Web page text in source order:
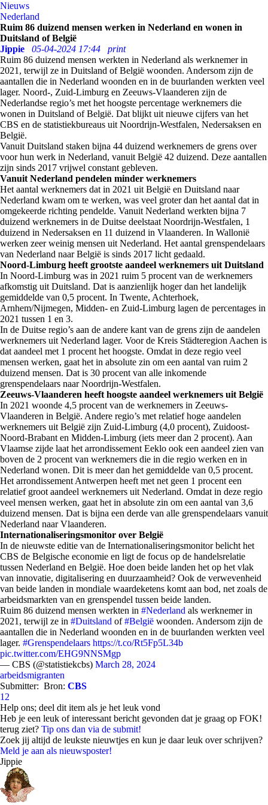
Nieuws
Nederland
Ruim 86 duizend mensen werken in Nederland en wonen in
Duitsland of België
Jippie
05-04-2024 17:44
print
Ruim 86 duizend mensen werkten in Nederland als werknemer in
2021, terwijl ze in Duitsland of België woonden. Andersom zijn de
aantallen die in Nederland woonden en in de buurlanden werkten veel
lager. Noord-, Zuid-Limburg en Zeeuws-Vlaanderen zijn de
Nederlandse regio’s met het hoogste percentage werknemers die
wonen in Duitsland of België. Dat blijkt uit nieuwe cijfers van het
CBS en de statistiekbureaus uit Noordrijn-Westfalen, Nedersaksen en
België.
Vanuit Duitsland staken bijna 44 duizend werknemers de grens over
voor hun werk in Nederland, vanuit België 42 duizend. Deze aantallen
zijn sinds 2017 vrijwel constant gebleven.
Vanuit Nederland pendelen minder werknemers
Het aantal werknemers dat in 2021 uit België en Duitsland naar
Nederland kwam om te werken, was veel groter dan het aantal dat in
omgekeerde richting pendelde. Vanuit Nederland werkten bijna 7
duizend werknemers in de Duitse deelstaat Noordrijn-Westfalen, 1
duizend in Nedersaksen en 11 duizend in Vlaanderen. In Wallonië
werken zeer weinig mensen uit Nederland. Het aantal grenspendelaars
van Nederland naar België is sinds 2017 licht gedaald.
Noord-Limburg heeft grootste aandeel werknemers uit Duitsland
In Noord-Limburg was in 2021 ruim 5 procent van de werknemers
afkomstig uit Duitsland. Dat is aanzienlijk hoger dan het landelijk
gemiddelde van 0,5 procent. In Twente, Achterhoek,
Arnhem/Nijmegen, Midden- en Zuid-Limburg lagen de percentages in
2021 tussen 1 en 3.
In de Duitse regio’s aan de andere kant van de grens zijn de aandelen
werknemers uit Nederland lager. Voor de Kreis Städteregion Aachen is
dat aandeel met 1 procent het hoogste. Omdat in deze regio veel
mensen werken, gaat het in absolute zin om een aantal van ruim 2
duizend mensen. Dat is 30 procent van alle inkomende
grenspendelaars naar Noordrijn-Westfalen.
Zeeuws-Vlaanderen heeft hoogste aandeel werknemers uit België
In 2021 woonde 4,5 procent van de werknemers in Zeeuws-
Vlaanderen in België. Andere regio’s met relatief hoge aandelen
werknemers uit België zijn Zuid-Limburg (4,0 procent), Zuidoost-
Noord-Brabant en Midden-Limburg (iets meer dan 2 procent). Aan
Vlaamse zijde laat het arrondissement Eeklo ook een aandeel zien van
boven de 2 procent van werknemers die in die regio werken en in
Nederland wonen. Dit is meer dan het gemiddelde van 0,5 procent.
Het arrondissement Antwerpen heeft met net geen 1 procent een
relatief groot aandeel werknemers uit Nederland. Omdat in deze regio
veel mensen werken, gaat het in absolute zin om een aantal van 3,6
duizend mensen. Dat is bijna een derde van alle grenspendelaars vanuit
Nederland naar Vlaanderen.
Internationaliseringsmonitor over België
In de nieuwste editie van de Internationaliseringsmonitor belicht het
CBS de Belgische economie en ligt de focus op de handelsrelatie
tussen Nederland en België. Hoe doen beide landen het op het vlak
van innovatie, digitalisering en duurzaamheid? Ook de verwevenheid
van beide landen in mondiale waardeketens komt aan bod, net zoals de
arbeidsmarkten van en grenspendel tussen beide landen.
Ruim 86 duizend mensen werkten in #Nederland als werknemer in
2021, terwijl ze in #Duitsland of#België woonden. Andersom zijn de
aantallen die in Nederland woonden en in de buurlanden werkten veel
lager. #Grenspendelaars https://t.co/Rt5Fp5L34b
pic.twitter.com/EHG9NNSMgp
— CBS (@statistiekcbs) March 28, 2024
arbeidsmigranten
Submitter: Bron: CBS
12
Help ons; deel dit item als je het leuk vond
Heb je een leuk of interessant bericht gevonden dat je graag op FOK!
terug ziet? Tip ons dan via de submit!
Zoek jij altijd de leukste nieuwtjes en kun je daar leuk over schrijven?
Meld je aan als nieuwsposter!
Jippie